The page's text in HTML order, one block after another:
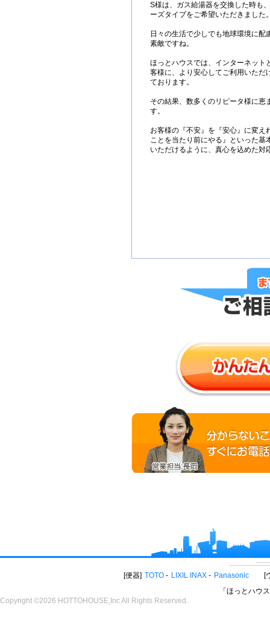
S様は、ガス給湯器を交換した時も
ーズタイプをご希望いただきました
日々の生活で少しでも地球環境に配
素敵ですね。
ほっとハウスでは、インターネット
客様に、より安心してご利用いただ
ております。
その結果、数多くのリピータ様に恵
す。
お客様の『不安』を『安心』に変え
ことを当たり前にやる』といった基
いただけるように、真心を込めた対
便器 TOTO LIXIL INAX Panasonic
「ほっとハウ
Copyright ©2026 HOTTOHOUSE,Inc All Rights Reserved.